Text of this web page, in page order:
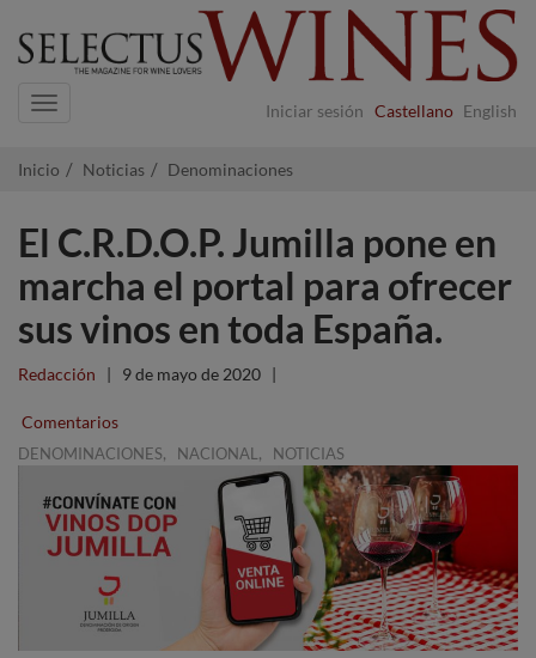
Iniciar sesión Castellano English
Navigation
Inicio Noticias Denominaciones
El C.R.D.O.P. Jumilla pone en
marcha el portal para ofrecer
sus vinos en toda España.
Redacción | 9 de mayo de 2020 |
Comentarios
DENOMINACIONES, NACIONAL , NOTICIAS